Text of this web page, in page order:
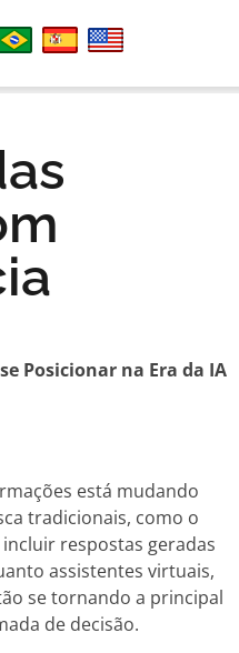
Posicionar na Era da IA
está mudando
tradicionais, como o
respostas geradas
assistentes virtuais,
se tornando a principal
de decisão.